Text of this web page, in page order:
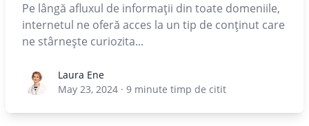
Pe lângă afluxul de informații din toate domeniile,
internetul ne oferă acces la un tip de conținut care
ne stârnește curiozita...
Laura EneLaura Ene
May 23, 2024 · 9 minute timp de citit